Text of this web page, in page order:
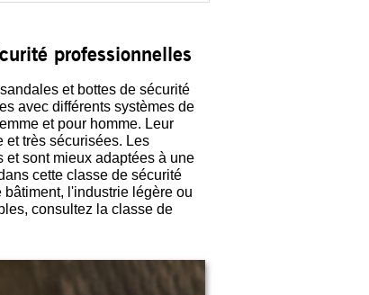
professionnelles
et bottes de sécurité
avec différents systèmes de
et pour homme. Leur
et très sécurisées. Les
sont mieux adaptées à une
cette classe de sécurité
l'industrie légère ou
consultez la classe de